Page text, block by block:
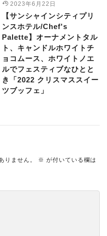
2023年6月22日
【サンシャインシティプリ
ンスホテル/Chef's
Palette】オーナメントタル
ト、キャンドルホワイトチ
ョコムース、ホワイトノエ
ルでフェスティブなひとと
き「2022 クリスマススイー
ツブッフェ」
りません。 ※ が付いている欄は